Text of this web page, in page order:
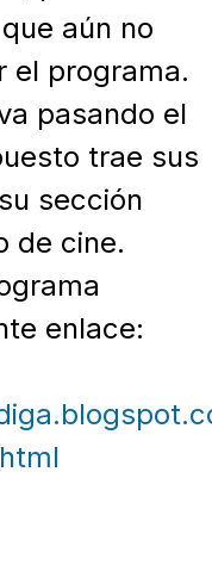
aún no
el programa.
pasando el
trae sus
sección
de cine.
enlace: